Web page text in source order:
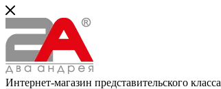
Интернет-магазин представительского класса